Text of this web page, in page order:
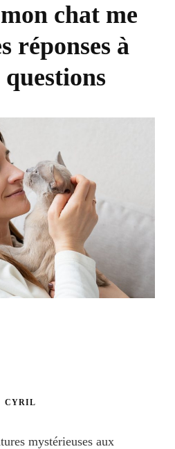
chat me
réponses à
CYRIL
mystérieuses aux